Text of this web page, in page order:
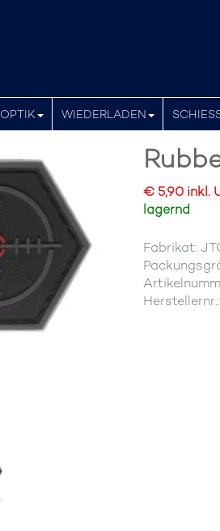
OPTIK WIEDERLADEN
€ 5,90 inkl.
lagernd
Fabrikat: